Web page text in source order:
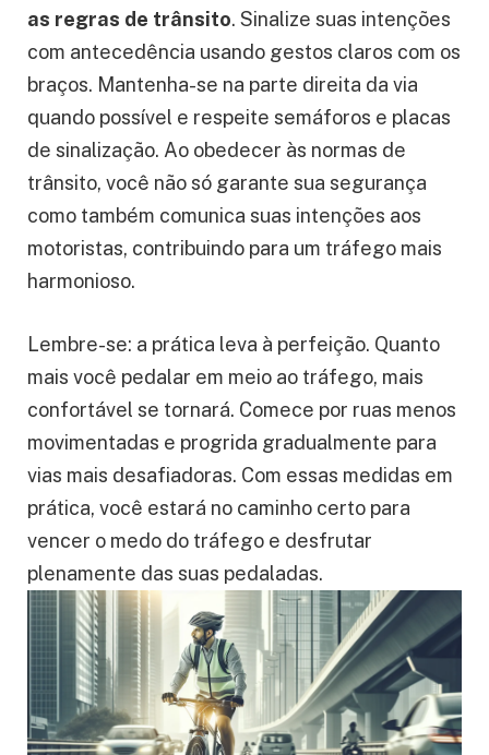
as regras de trânsito. Sinalize suas intenções
com antecedência usando gestos claros com os
braços. Mantenha-se na parte direita da via
quando possível e respeite semáforos e placas
de sinalização. Ao obedecer às normas de
trânsito, você não só garante sua segurança
como também comunica suas intenções aos
motoristas, contribuindo para um tráfego mais
harmonioso.
Lembre-se: a prática leva à perfeição. Quanto
mais você pedalar em meio ao tráfego, mais
confortável se tornará. Comece por ruas menos
movimentadas e progrida gradualmente para
vias mais desafiadoras. Com essas medidas em
prática, você estará no caminho certo para
vencer o medo do tráfego e desfrutar
plenamente das suas pedaladas.